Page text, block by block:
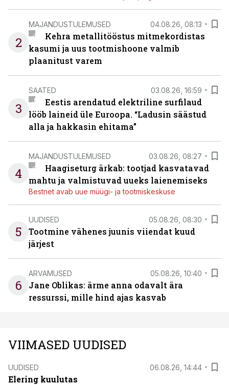
2
MAJANDUSTULEMUSED 04.08.26, 08:13
Kehra metallitööstus mitmekordistas
kasumi ja uus tootmishoone valmib
plaanitust varem
3
SAATED 03.08.26, 16:59
Eestis arendatud elektriline surfilaud
lööb laineid üle Euroopa. “Ladusin säästud
alla ja hakkasin ehitama”
4
MAJANDUSTULEMUSED 03.08.26, 08:27
Haagiseturg ärkab: tootjad kasvatavad
mahtu ja valmistuvad uueks laienemiseks
Bestnet avab uue müügi- ja tootmiskeskuse
5
UUDISED 05.08.26, 08:30
Tootmine vähenes juunis viiendat kuud
järjest
6
ARVAMUSED 05.08.26, 10:40
Jane Oblikas: ärme anna odavalt ära
ressurssi, mille hind ajas kasvab
VIIMASED UUDISED
UUDISED 06.08.26, 14:44
Elering kuulutas